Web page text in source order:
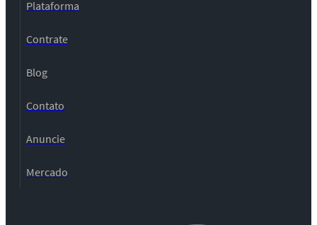
Plataforma
Contrate
Blog
Contato
Anuncie
Mercado